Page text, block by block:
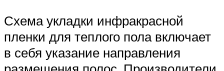
Схема укладки инфракрасной
пленки для теплого пола включает
в себя указание направления